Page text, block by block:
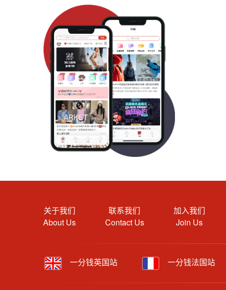
关于我们
About Us
联系我们
Contact Us
加入我们
Join Us
一分钱英国站 一分钱法国站